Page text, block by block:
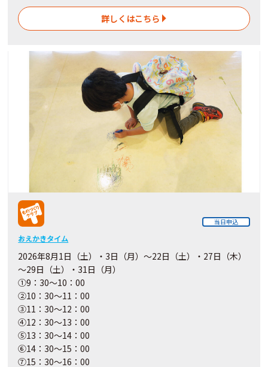
詳しくはこちら
当日申込
おえかきタイム
2026年8月1日（土）・3日（月）～22日（土）・27日（木）
～29日（土）・31日（月）
①9：30～10：00
②10：30～11：00
③11：30～12：00
④12：30～13：00
⑤13：30～14：00
⑥14：30～15：00
⑦15：30～16：00